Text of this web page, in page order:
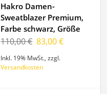
Hakro Damen-
Sweatblazer Premium,
Farbe schwarz, Größe
2XL
110,00 € 83,00 €
Inkl. 19% MwSt.,zzgl.
Versandkosten